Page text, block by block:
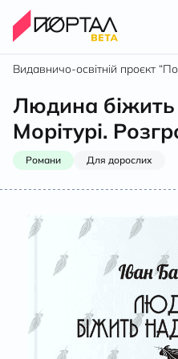
Видавничо-освітній проєкт
Людина
Морітурі.
Романи Для дорослих